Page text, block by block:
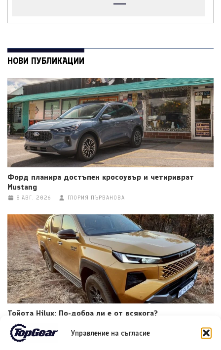
Управление на съгласие
НОВИ ПУБЛИКАЦИИ
Форд планира достъпен кросоувър и четириврат
Mustang
8 АВГ. 2026 ГЛОРИЯ ПЪРВАНОВА
Тойота Hilux: По-добра ли е от всякога?
8 АВГ. 2026